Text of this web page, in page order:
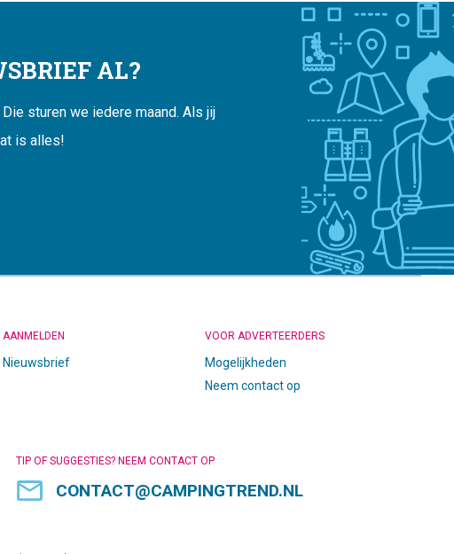
AL?
sturen we iedere maand. Als jij
is alles!
AANMELDEN
Nieuwsbrief
VOOR ADVERTEERDERS
Mogelijkheden
Neem contact op
TIP OF SUGGESTIES? NEEM CONTACT OP
CONTACT@CAMPINGTREND.NL